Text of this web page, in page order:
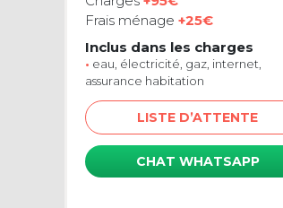
Frais ménage +25€
Inclus dans les charges
• eau, électricité, gaz, internet,
assurance habitation
LISTE D’ATTENTE
CHAT WHATSAPP